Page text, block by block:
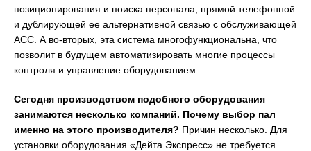
позиционирования и поиска персонала, прямой телефонной
и дублирующей ее альтернативной связью с обслуживающей
АСС. А во-вторых, эта система многофункциональна, что
позволит в будущем автоматизировать многие процессы
контроля и управление оборудованием.
Сегодня производством подобного оборудования
занимаются несколько компаний. Почему выбор пал
именно на этого производителя? Причин несколько. Для
установки оборудования «Дейта Экспресс» не требуется